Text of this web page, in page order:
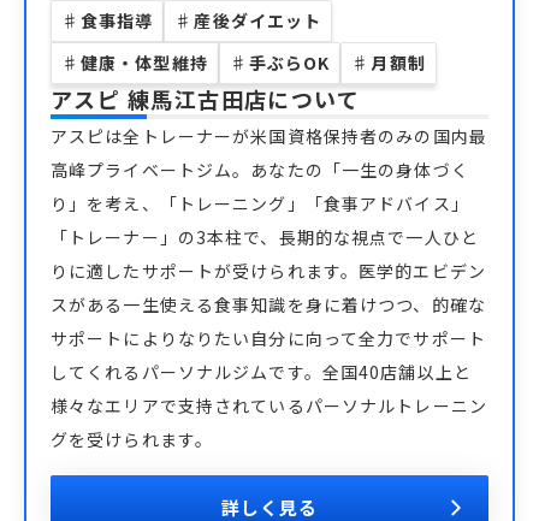
♯ 食事指導 ♯ 産後ダイエット
♯ 健康・体型維持 ♯ 手ぶらOK ♯ 月額制
アスピ 練馬江古田店について
アスピは全トレーナーが米国資格保持者のみの国内最
高峰プライベートジム。あなたの「一生の身体づく
り」を考え、「トレーニング」「食事アドバイス」
「トレーナー」の3本柱で、長期的な視点で一人ひと
りに適したサポートが受けられます。医学的エビデン
スがある一生使える食事知識を身に着けつつ、的確な
サポートによりなりたい自分に向って全力でサポート
してくれるパーソナルジムです。全国40店舗以上と
様々なエリアで支持されているパーソナルトレーニン
グを受けられます。
詳しく見る